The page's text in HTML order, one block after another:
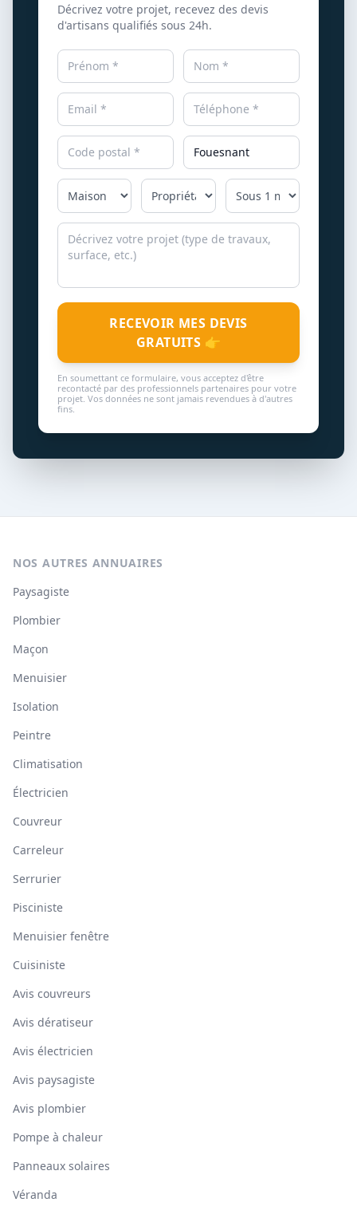
Décrivez votre projet, recevez des devis
d'artisans qualifiés sous 24h.
RECEVOIR MES DEVIS
GRATUITS 👉
En soumettant ce formulaire, vous acceptez d'être
recontacté par des professionnels partenaires pour votre
projet. Vos données ne sont jamais revendues à d'autres
fins.
NOS AUTRES ANNUAIRES
Paysagiste
Plombier
Maçon
Menuisier
Isolation
Peintre
Climatisation
Électricien
Couvreur
Carreleur
Serrurier
Pisciniste
Menuisier fenêtre
Cuisiniste
Avis couvreurs
Avis dératiseur
Avis électricien
Avis paysagiste
Avis plombier
Pompe à chaleur
Panneaux solaires
Véranda